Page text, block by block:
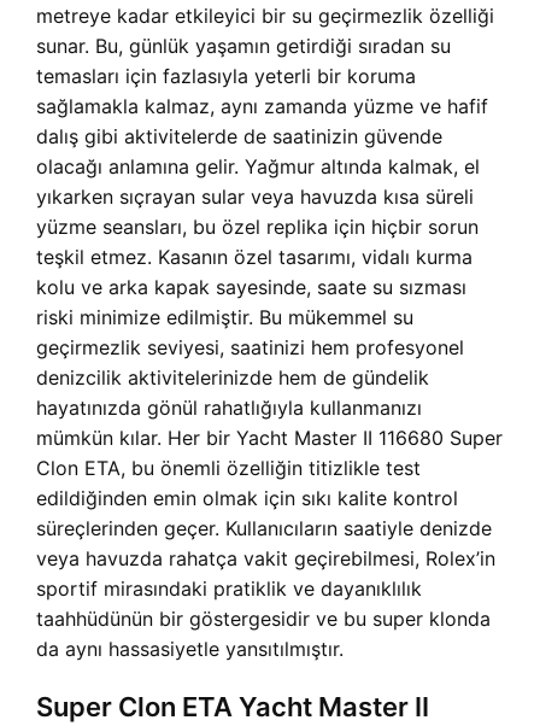
metreye kadar etkileyici bir su geçirmezlik özelliği
sunar. Bu, günlük yaşamın getirdiği sıradan su
temasları için fazlasıyla yeterli bir koruma
sağlamakla kalmaz, aynı zamanda yüzme ve hafif
dalış gibi aktivitelerde de saatinizin güvende
olacağı anlamına gelir. Yağmur altında kalmak, el
yıkarken sıçrayan sular veya havuzda kısa süreli
yüzme seansları, bu özel replika için hiçbir sorun
teşkil etmez. Kasanın özel tasarımı, vidalı kurma
kolu ve arka kapak sayesinde, saate su sızması
riski minimize edilmiştir. Bu mükemmel su
geçirmezlik seviyesi, saatinizi hem profesyonel
denizcilik aktivitelerinizde hem de gündelik
hayatınızda gönül rahatlığıyla kullanmanızı
mümkün kılar. Her bir Yacht Master II 116680 Super
Clon ETA, bu önemli özelliğin titizlikle test
edildiğinden emin olmak için sıkı kalite kontrol
süreçlerinden geçer. Kullanıcıların saatiyle denizde
veya havuzda rahatça vakit geçirebilmesi, Rolex’in
sportif mirasındaki pratiklik ve dayanıklılık
taahhüdünün bir göstergesidir ve bu super klonda
da aynı hassasiyetle yansıtılmıştır.
Super Clon ETA Yacht Master II